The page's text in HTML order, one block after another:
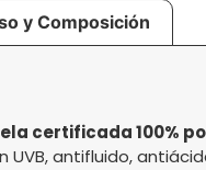
y Composición
certificada 100%
UVB, antifluido,